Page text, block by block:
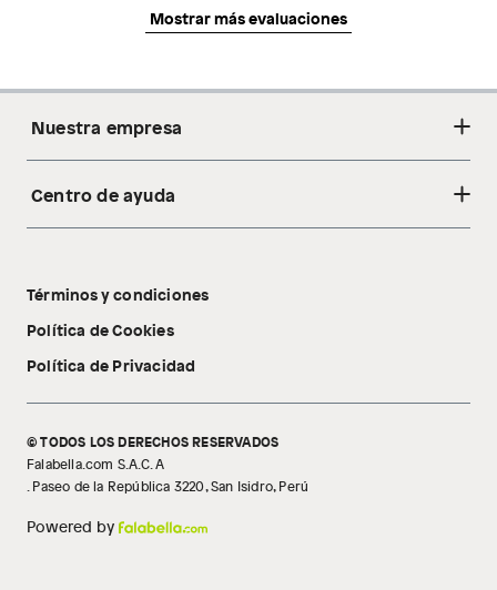
Mostrar más evaluaciones
Nuestra empresa
Acerca de nosotros
Tecnología Pillow Walk
Centro de ayuda
Libro de reclamaciones
Términos y condiciones
Política de Cookies
Política de Privacidad
© TODOS LOS DERECHOS RESERVADOS
Falabella.com S.A.C. A
. Paseo de la República 3220, San Isidro, Perú
Powered by